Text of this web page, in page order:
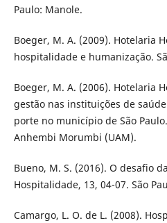
Paulo: Manole.
Boeger, M. A. (2009). Hotelaria
hospitalidade e humanização.
Boeger, M. A. (2006). Hotelaria
gestão nas instituições de
porte no município de São
Anhembi Morumbi (UAM).
Bueno, M. S. (2016). O desafio
Hospitalidade, 13, 04-07. São
Camargo, L. O. de L. (2008).